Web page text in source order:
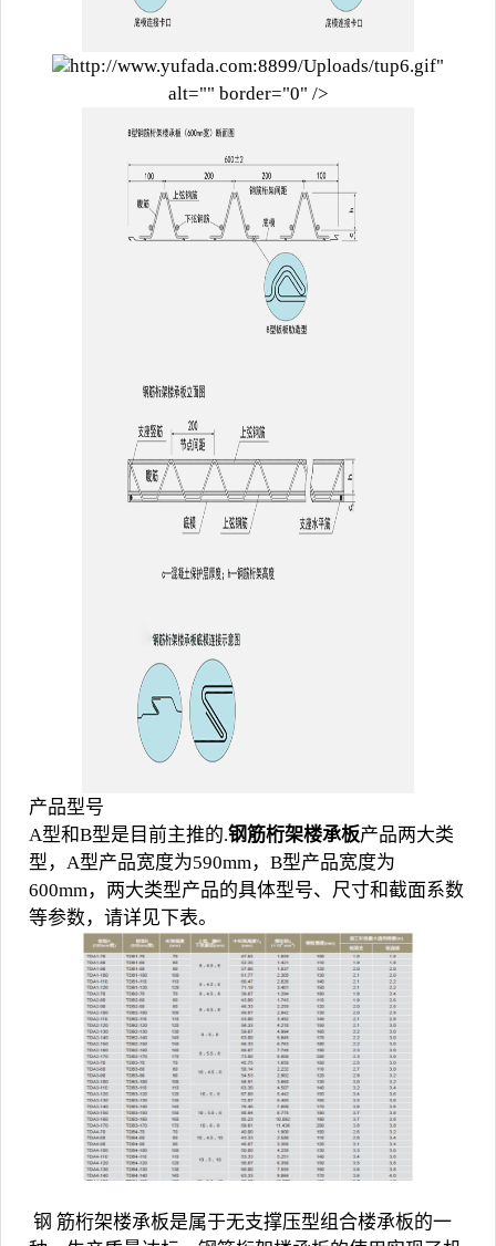
http://www.yufada.com:8899/Uploads/tup6.gif"
alt="" border="0" />
产品型号
A型和B型是目前主推的.钢筋桁架楼承板产品两大类
型，A型产品宽度为590mm，B型产品宽度为
600mm，两大类型产品的具体型号、尺寸和截面系数
等参数，请详见下表。
钢 筋桁架楼承板是属于无支撑压型组合楼承板的一